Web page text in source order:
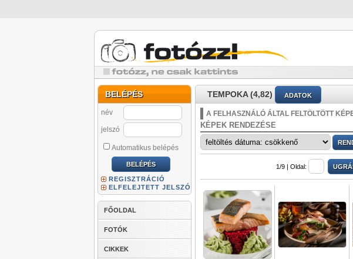
BELÉPÉS
név
jelszó
Automatikus belépés
REGISZTRÁCIÓ
ELFELEJTETT JELSZÓ
FŐOLDAL
FOTÓK
CIKKEK
TEMPOKA (4,82) ADATOK
A FELHASZNÁLÓ ÁLTAL FELTÖLTÖTT
KÉPEK RENDEZÉSE
1/9 | Oldal: